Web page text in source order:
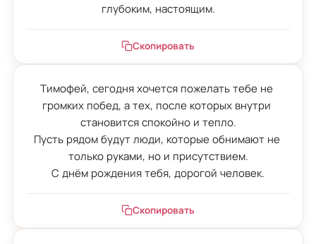
глубоким, настоящим.
Скопировать
Тимофей, сегодня хочется пожелать тебе не
громких побед, а тех, после которых внутри
становится спокойно и тепло.
Пусть рядом будут люди, которые обнимают не
только руками, но и присутствием.
С днём рождения тебя, дорогой человек.
Скопировать